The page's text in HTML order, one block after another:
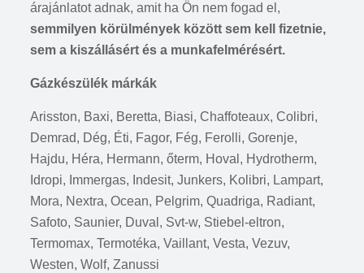
árajánlatot adnak, amit ha Ön nem fogad el,
semmilyen körülmények között sem kell fizetnie,
sem a kiszállásért és a munkafelmérésért.
Gázkészülék márkák
Arisston, Baxi, Beretta, Biasi, Chaffoteaux, Colibri,
Demrad, Dég, Éti, Fagor, Fég, Ferolli, Gorenje,
Hajdu, Héra, Hermann, őterm, Hoval, Hydrotherm,
Idropi, Immergas, Indesit, Junkers, Kolibri, Lampart,
Mora, Nextra, Ocean, Pelgrim, Quadriga, Radiant,
Safoto, Saunier, Duval, Svt-w, Stiebel-eltron,
Termomax, Termotéka, Vaillant, Vesta, Vezuv,
Westen, Wolf, Zanussi